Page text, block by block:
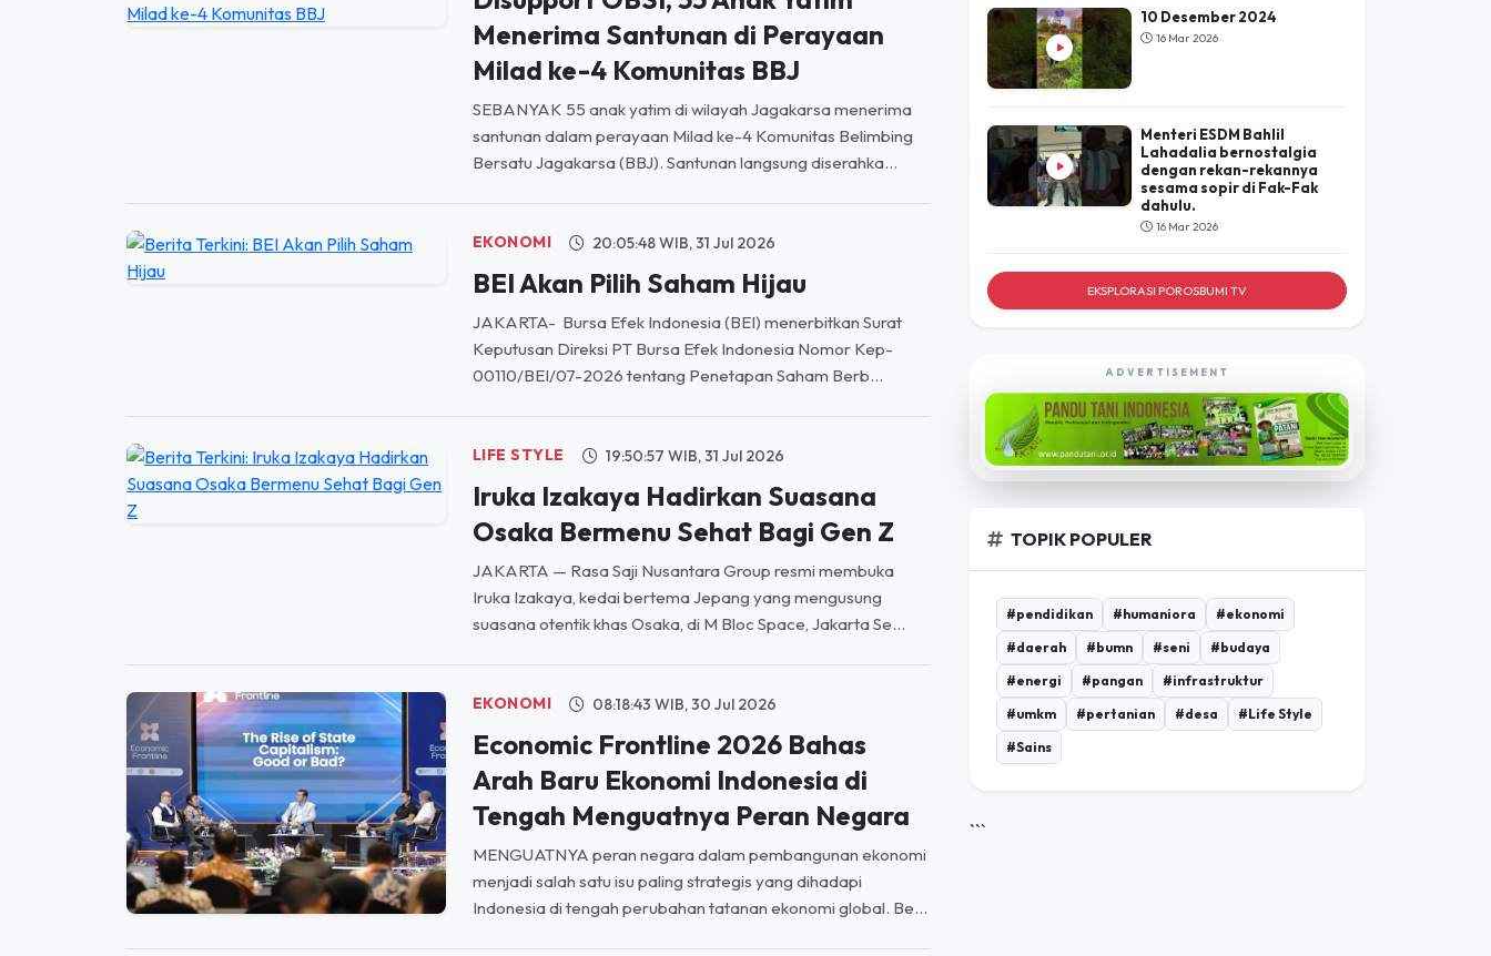
Menerima Santunan di Perayaan
Milad ke-4 Komunitas BBJ
SEBANYAK 55 anak yatim di wilayah Jagakarsa menerima
santunan dalam perayaan Milad ke-4 Komunitas Belimbing
Bersatu Jagakarsa (BBJ). Santunan langsung diserahka...
EKONOMI 20:05:48 WIB, 31 Jul 2026
BEI Akan Pilih Saham Hijau
JAKARTA- Bursa Efek Indonesia (BEI) menerbitkan Surat
Keputusan Direksi PT Bursa Efek Indonesia Nomor Kep-
00110/BEI/07-2026 tentang Penetapan Saham Berb...
LIFE STYLE 19:50:57 WIB, 31 Jul 2026
Iruka Izakaya Hadirkan Suasana
Osaka Bermenu Sehat Bagi Gen Z
JAKARTA — Rasa Saji Nusantara Group resmi membuka
Iruka Izakaya, kedai bertema Jepang yang mengusung
suasana otentik khas Osaka, di M Bloc Space, Jakarta Se...
EKONOMI 08:18:43 WIB, 30 Jul 2026
Economic Frontline 2026 Bahas
Arah Baru Ekonomi Indonesia di
Tengah Menguatnya Peran Negara
MENGUATNYA peran negara dalam pembangunan ekonomi
menjadi salah satu isu paling strategis yang dihadapi
Indonesia di tengah perubahan tatanan ekonomi global. Be...
10 Desember 2024
16 Mar 2026
Menteri ESDM Bahlil
Lahadalia bernostalgia
dengan rekan-rekannya
sesama sopir di Fak-Fak
dahulu.
16 Mar 2026
EKSPLORASI POROSBUMI TV
ADVERTISEMENT
TOPIK POPULER
#pendidikan #humaniora
#ekonomi
#daerah
#bumn #seni
#budaya
#energi
#pangan
#infrastruktur
#umkm
#pertanian #desa
#Life Style
#Sains
```